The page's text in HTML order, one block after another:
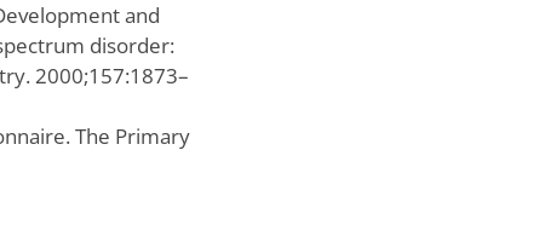
and
disorder:
2000;157:1873–
The Primary